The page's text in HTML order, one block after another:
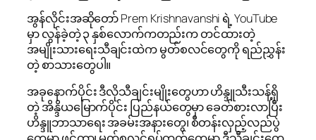
အွန်လိုင်းအဆိုတော် Prem Krishnavanshi ရဲ့ YouTube
မှာ လွန်ခဲ့တဲ့ ၃ နှစ်လောက်ကတည်းက တင်ထားတဲ့
အမျိုးသားရေးသီချင်းထဲက မွတ်စလင်တွေကို ရည်ညွှန်း
တဲ့ စာသားတွေပါ။
အခုနောက်ပိုင်း ဒီလိုသီချင်းမျိုးတွေဟာ ဟိန္ဒူသီးသန့်ရှိ
တဲ့ အိန္ဒိယမြောက်ပိုင်း ပြည်နယ်တွေမှာ ခေတ်စားလာပြီး
ဟိန္ဒူဘာသာရေး အခမ်းအနားတွေ၊ စီတန်းလှည့်လည်ပွဲ